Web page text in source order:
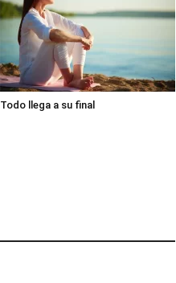
Todo llega a su final